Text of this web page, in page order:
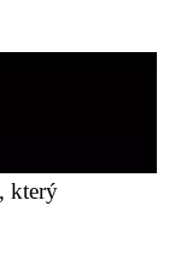
který